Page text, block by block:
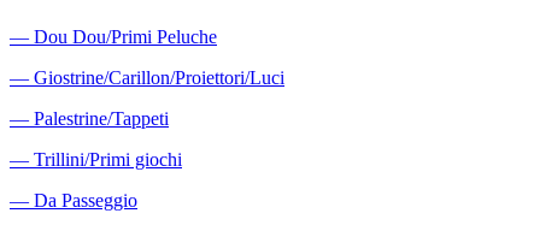
― Dou Dou/Primi Peluche
― Giostrine/Carillon/Proiettori/Luci
― Palestrine/Tappeti
― Trillini/Primi giochi
― Da Passeggio